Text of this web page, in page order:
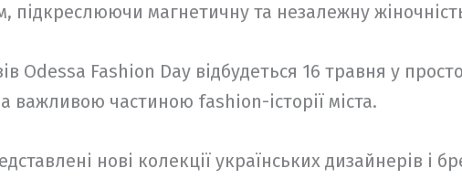
підкреслюючи магнетичну та незалежну
Odessa Fashion Day відбудеться 16 травня у
важливою частиною fashion-історії міста.
нові колекції українських дизайнерів і